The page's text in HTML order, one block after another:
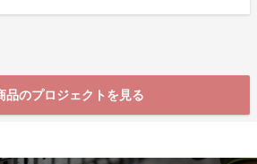
品のプロジェクトを見る